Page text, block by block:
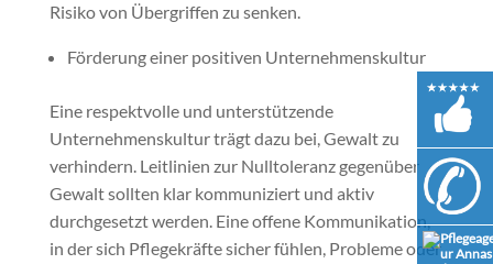
Risiko von Übergriffen zu senken.
Förderung einer positiven Unternehmenskultur
Eine respektvolle und unterstützende
Unternehmenskultur trägt dazu bei, Gewalt zu
verhindern. Leitlinien zur Nulltoleranz gegenüber
Gewalt sollten klar kommuniziert und aktiv
durchgesetzt werden. Eine offene Kommunikation,
in der sich Pflegekräfte sicher fühlen, Probleme oder